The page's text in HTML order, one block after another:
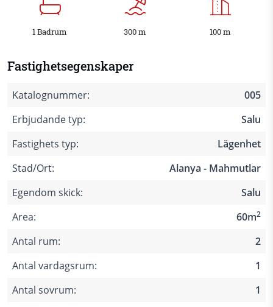
1 Badrum 300 m 100 m
Fastighetsegenskaper
Katalognummer:
005
Erbjudande typ:
Salu
Fastighets typ:
Lägenhet
Stad/Ort:
Alanya - Mahmutlar
Egendom skick:
Salu
Area:
60m2
Antal rum:
2
Antal vardagsrum:
1
Antal sovrum:
1